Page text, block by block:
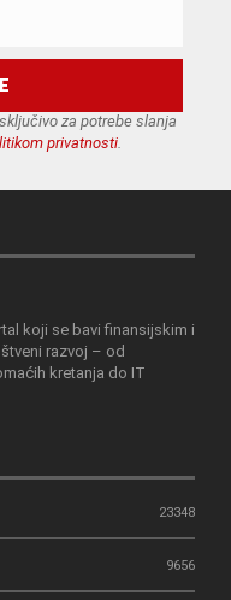
za potrebe slanja
privatnosti.
koji se bavi finansijskim i
razvoj – od
kretanja do IT
23348
9656